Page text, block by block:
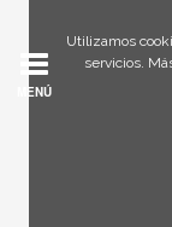
Utilizamos
servicios.
MENÚ